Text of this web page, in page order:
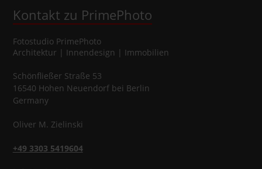
Kontakt zu PrimePhoto
Fotostudio PrimePhoto
Architektur | Innendesign | Immobilien
Schönfließer Straße 53
16540 Hohen Neuendorfbei Berlin
Germany
Oliver M. Zielinski
+49 3303 5419604